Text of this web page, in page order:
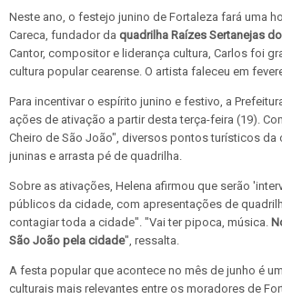
Neste ano, o festejo junino de Fortaleza fará uma
Careca, fundador da quadrilha Raízes Sertanejas
Cantor, compositor e liderança cultura, Carlos foi
cultura popular cearense. O artista faleceu em
Para incentivar o espírito junino e festivo, a
ações de ativação a partir desta terça-feira (19).
Cheiro de São João", diversos pontos turísticos da
juninas e arrasta pé de quadrilha.
Sobre as ativações, Helena afirmou que serão
públicos da cidade, com apresentações de
contagiar toda a cidade". "Vai ter pipoca, música.
São João pela cidade", ressalta.
A festa popular que acontece no mês de junho é
culturais mais relevantes entre os moradores de